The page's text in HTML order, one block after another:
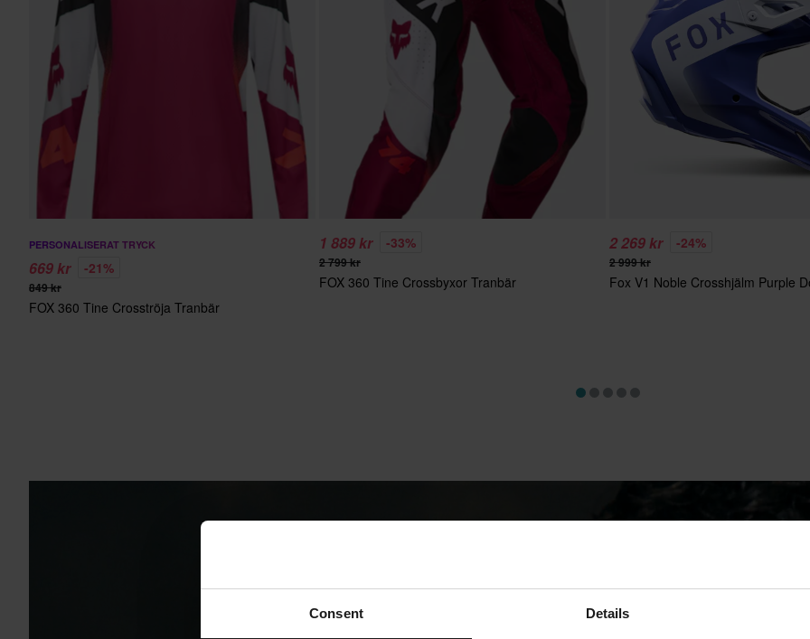
Consent Details
PERSONALISERAT TRYCK
669 kr -21%
849 kr
FOX 360 Tine Crosströja Tranbär
1 889 kr -33%
2 799 kr
FOX 360 Tine Crossbyxor Tranbär
2 269 kr -24%
2 999 kr
Fox V1 Noble Crosshjälm Purple